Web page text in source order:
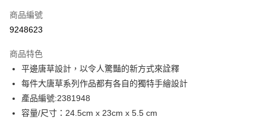
商品編號
9248623
商品特色
平邊唐草設計，以令人驚豔的新方式來詮釋
每件大唐草系列作品都有各自的獨特手繪設計
產品編號:2381948
容量/尺寸：24.5cm x 23cm x 5.5 cm